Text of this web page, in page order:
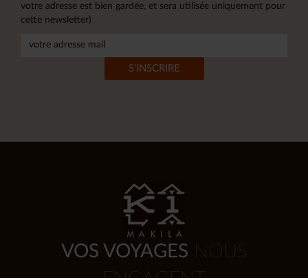
votre adresse est bien gardée, et sera utilisée uniquement pour
cette newsletter)
VOS VOYAGES NOUS